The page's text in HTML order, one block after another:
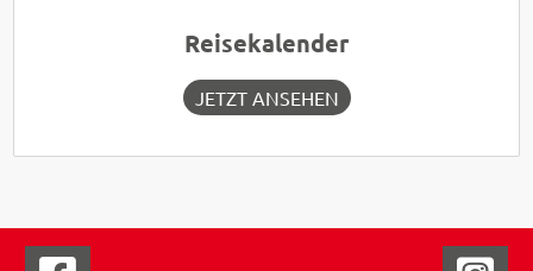
Reisekalender
JETZT ANSEHEN